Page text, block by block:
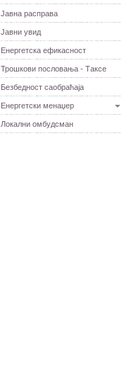
Јавна расправа
Јавни увид
Енергетска ефикасност
Трошкови пословања - Таксе
Безбедност саобраћаја
Енергетски менаџер
Локални омбудсман